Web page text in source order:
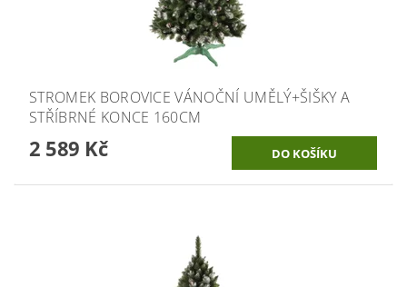
STROMEK BOROVICE VÁNOČNÍ UMĚLÝ+ŠIŠKY A
STŘÍBRNÉ KONCE 160CM
2 589 Kč